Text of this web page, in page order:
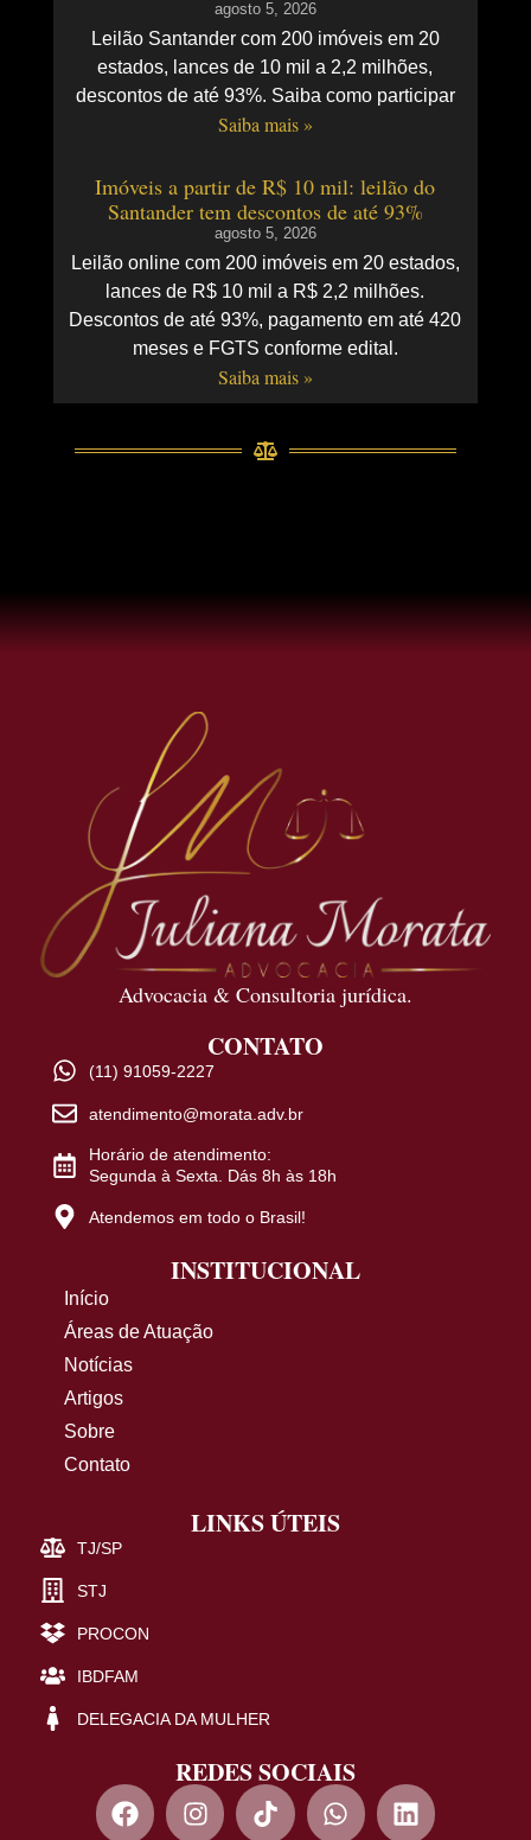
agosto 5, 2026
Leilão Santander com 200 imóveis em 20
estados, lances de 10 mil a 2,2 milhões,
descontos de até 93%. Saiba como participar
Saiba mais »
Imóveis a partir de R$ 10 mil: leilão do
Santander tem descontos de até 93%
agosto 5, 2026
Leilão online com 200 imóveis em 20 estados,
lances de R$ 10 mil a R$ 2,2 milhões.
Descontos de até 93%, pagamento em até 420
meses e FGTS conforme edital.
Saiba mais »
Advocacia & Consultoria jurídica.
CONTATO
(11) 91059-2227
atendimento@morata.adv.br
Horário de atendimento:
Segunda à Sexta. Dás 8h às 18h
Atendemos em todo o Brasil!
INSTITUCIONAL
Início
Áreas de Atuação
Notícias
Artigos
Sobre
Contato
LINKS ÚTEIS
TJ/SP
STJ
PROCON
IBDFAM
DELEGACIA DA MULHER
REDES SOCIAIS